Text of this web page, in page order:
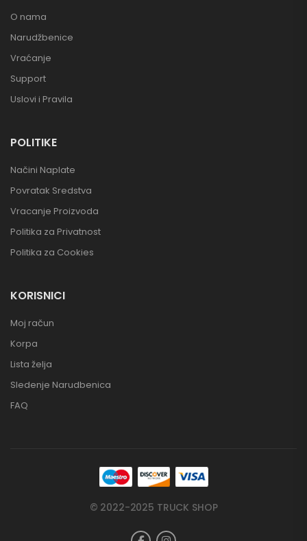
O nama
Narudžbenice
Vraćanje
Support
Uslovi i Pravila
POLITIKE
Načini Naplate
Povratak Sredstva
Vracanje Proizvoda
Politika za Privatnost
Politika za Cookies
KORISNICI
Moj račun
Korpa
Lista želja
Sledenje Narudbenica
FAQ
© 2022-2025 TRUCK SHOP